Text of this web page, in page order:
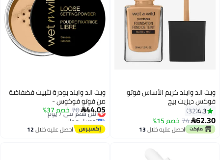
3
ويت اند وايلد كريم الأساس فوتو
فوكس ديزيت بيج
4.3
32
62.30
74 خصم 15%
احصل عليه خلال13
ويت اند وايلد بودرة تثبيت فضفاضة
من فوتو فوكوس -
44.05
70خصم 37%أقل سعر في 7 يوم
توصيل مجاني
أقل سعر في 7 يوماحصل عليه خلال12